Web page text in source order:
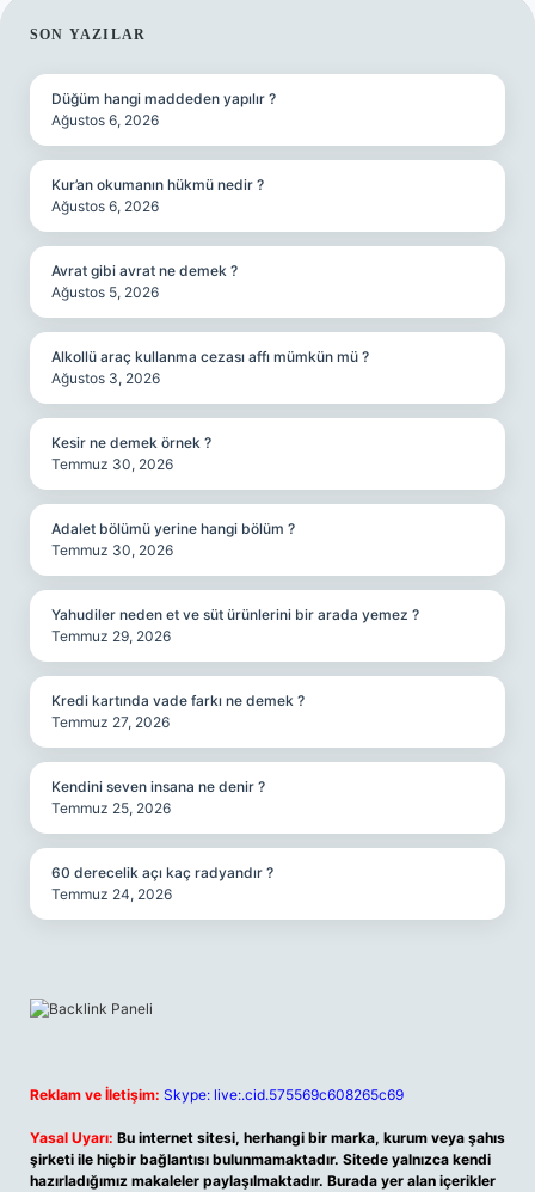
SIDEBAR
SON YAZILAR
Düğüm hangi maddeden yapılır ?
Ağustos 6, 2026
Kur’an okumanın hükmü nedir ?
Ağustos 6, 2026
Avrat gibi avrat ne demek ?
Ağustos 5, 2026
Alkollü araç kullanma cezası affı mümkün mü ?
Ağustos 3, 2026
Kesir ne demek örnek ?
Temmuz 30, 2026
Adalet bölümü yerine hangi bölüm ?
Temmuz 30, 2026
Yahudiler neden et ve süt ürünlerini bir arada yemez ?
Temmuz 29, 2026
Kredi kartında vade farkı ne demek ?
Temmuz 27, 2026
Kendini seven insana ne denir ?
Temmuz 25, 2026
60 derecelik açı kaç radyandır ?
Temmuz 24, 2026
Reklam ve İletişim: Skype: live:.cid.575569c608265c69
Yasal Uyarı: Bu internet sitesi, herhangi bir marka, kurum veya şahıs
şirketi ile hiçbir bağlantısı bulunmamaktadır. Sitede yalnızca kendi
hazırladığımız makaleler paylaşılmaktadır. Burada yer alan içerikler